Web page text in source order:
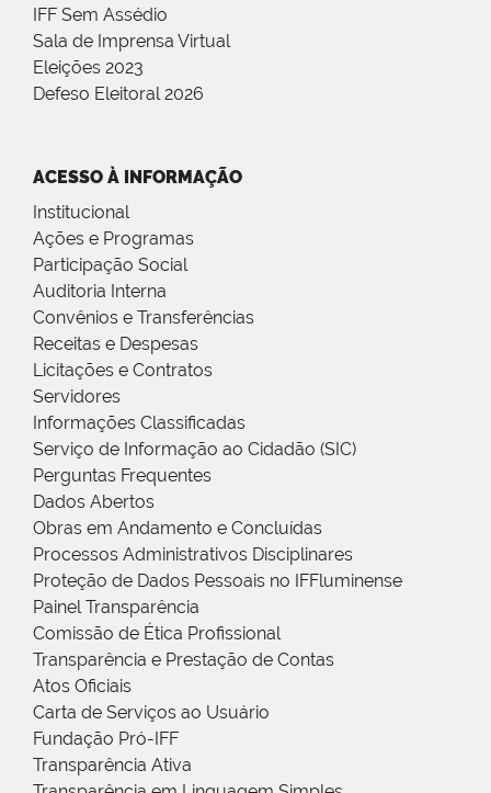
IFF Sem Assédio
Sala de Imprensa Virtual
Eleições 2023
Defeso Eleitoral 2026
ACESSO À INFORMAÇÃO
Institucional
Ações e Programas
Participação Social
Auditoria Interna
Convênios e Transferências
Receitas e Despesas
Licitações e Contratos
Servidores
Informações Classificadas
Serviço de Informação ao Cidadão (SIC)
Perguntas Frequentes
Dados Abertos
Obras em Andamento e Concluídas
Processos Administrativos Disciplinares
Proteção de Dados Pessoais no IFFluminense
Painel Transparência
Comissão de Ética Profissional
Transparência e Prestação de Contas
Atos Oficiais
Carta de Serviços ao Usuário
Fundação Pró-IFF
Transparência Ativa